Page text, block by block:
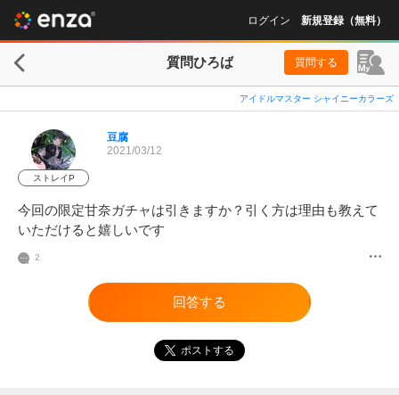
ログイン 新規登録（無料）
質問ひろば 質問する
アイドルマスター シャイニーカラーズ
ストレイP
豆腐
2021/03/12
今回の限定甘奈ガチャは引きますか？引く方は理由も教えて
いただけると嬉しいです
2
回答する
ポストする